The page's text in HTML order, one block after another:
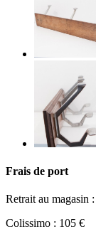
Frais de port
Retrait au magasin
Colissimo : 105 €